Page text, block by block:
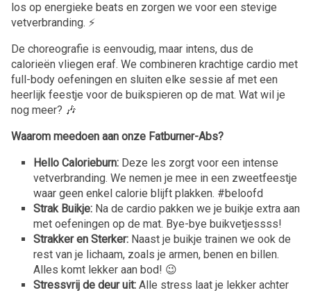
los op energieke beats en zorgen we voor een stevige
vetverbranding. ⚡️
De choreografie is eenvoudig, maar intens, dus de
calorieën vliegen eraf. We combineren krachtige cardio met
full-body oefeningen en sluiten elke sessie af met een
heerlijk feestje voor de buikspieren op de mat. Wat wil je
nog meer? 🎶
Waarom meedoen aan onze Fatburner-Abs?
Hello Calorieburn: Deze les zorgt voor een intense
vetverbranding. We nemen je mee in een zweetfeestje
waar geen enkel calorie blijft plakken. #beloofd
Strak Buikje: Na de cardio pakken we je buikje extra aan
met oefeningen op de mat. Bye-bye buikvetjessss!
Strakker en Sterker: Naast je buikje trainen we ook de
rest van je lichaam, zoals je armen, benen en billen.
Alles komt lekker aan bod! 😉
Stressvrij de deur uit: Alle stress laat je lekker achter